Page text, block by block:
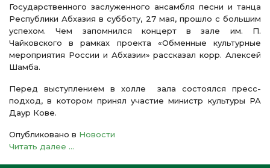
Государственного заслуженного ансамбля песни и танца
Республики Абхазия в субботу, 27 мая, прошло с большим
успехом. Чем запомнился концерт в зале им. П.
Чайковского в рамках проекта «Обменные культурные
мероприятия России и Абхазии» рассказал корр. Алексей
Шамба.
Перед выступлением в холле зала состоялся пресс-
подход, в котором принял участие министр культуры РА
Даур Кове.
Опубликовано в Новости
Читать далее ...